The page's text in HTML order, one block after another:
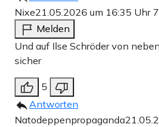
Nixe21.05.2026 um 16:35 Uhr
Melden
Und auf Ilse Schröder von
sicher
5
Antworten
Natodeppenpropaganda